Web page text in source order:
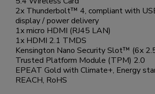
2x Thunderbolt™ 4, compliant with
display / power delivery
1x micro HDMI (RJ45 LAN)
1x HDMI 2.1 TMDS
Kensington Nano Security Slot™ (6x
Trusted Platform Module (TPM) 2.0
EPEAT Gold with Climate+, Energy
REACH, RoHS